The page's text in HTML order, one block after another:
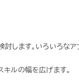
します。いろいろなア
ルの幅を広げます。